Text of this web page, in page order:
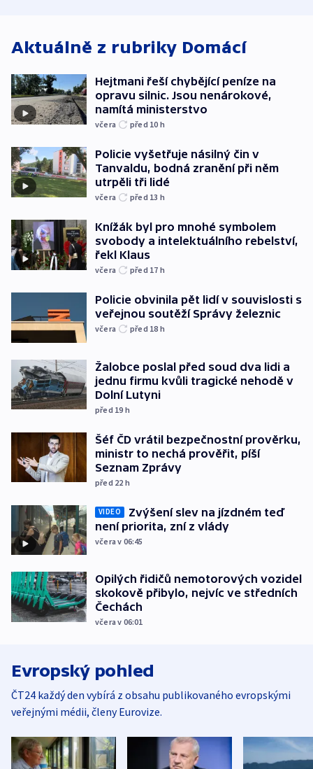
Aktuálně z rubriky Domácí
Hejtmani řeší chybějící peníze na
opravu silnic. Jsou nenárokové,
namítá ministerstvo
včera před 10 h
Policie vyšetřuje násilný čin v
Tanvaldu, bodná zranění při něm
utrpěli tři lidé
včera před 13 h
Knížák byl pro mnohé symbolem
svobody a intelektuálního rebelství,
řekl Klaus
včera před 17 h
Policie obvinila pět lidí v souvislosti s
veřejnou soutěží Správy železnic
včera před 18 h
Žalobce poslal před soud dva lidi a
jednu firmu kvůli tragické nehodě v
Dolní Lutyni
před 19 h
Šéf ČD vrátil bezpečnostní prověrku,
ministr to nechá prověřit, píší
Seznam Zprávy
před 22 h
VIDEO
Zvýšení slev na jízdném teď
není priorita, zní z vlády
včera v 06:45
Opilých řidičů nemotorových vozidel
skokově přibylo, nejvíc ve středních
Čechách
včera v 06:01
Evropský pohled
ČT24 každý den vybírá z obsahu publikovaného evropskými
veřejnými médii, členy Eurovize.